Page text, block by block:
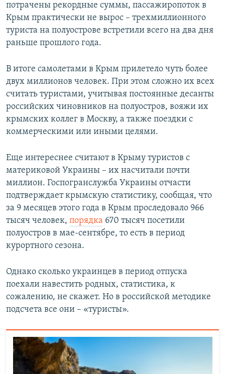
потрачены рекордные суммы, пассажиропоток в
Крым практически не вырос – трехмиллионного
туриста на полуострове встретили всего на два дня
раньше прошлого года.
В итоге самолетами в Крым прилетело чуть более
двух миллионов человек. При этом сложно их всех
считать туристами, учитывая постоянные десанты
российских чиновников на полуостров, вояжи их
крымских коллег в Москву, а также поездки с
коммерческими или иными целями.​
Еще интереснее считают в Крыму туристов с
материковой Украины – их насчитали почти
миллион. Госпогранслужба Украины отчасти
подтверждает крымскую статистику, сообщая, что
за 9 месяцев этого года в Крым проследовало 966
тысяч человек, порядка 670 тысяч посетили
полуостров в мае-сентябре, то есть в период
курортного сезона.
Однако сколько украинцев в период отпуска
поехали навестить родных, статистика, к
сожалению, не скажет. Но в российской методике
подсчета все они – «туристы».​